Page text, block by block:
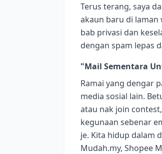
Terus terang, saya
akaun baru di laman
bab privasi dan
dengan spam lepas
"Mail Sementara
Ramai yang dengar
media sosial lain.
atau nak join
kegunaan sebenar
je. Kita hidup dalam
Mudah.my, Shopee